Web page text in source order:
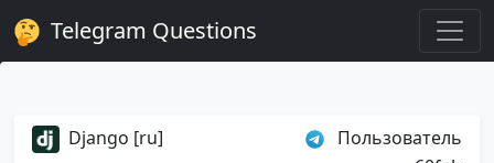
Telegram Questions
Django [ru]
Пользователь